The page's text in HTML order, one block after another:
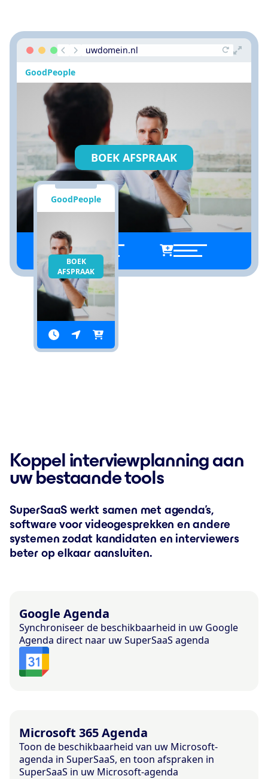
uwdomein.nl
GoodPeople
BOEK AFSPRAAK
GoodPeople
BOEK
AFSPRAAK
Koppel interviewplanning aan
uw bestaande tools
SuperSaaS werkt samen met agenda’s,
software voor videogesprekken en andere
systemen zodat kandidaten en interviewers
beter op elkaar aansluiten.
Google Agenda
Synchroniseer de beschikbaarheid in uw Google
Agenda direct naar uw SuperSaaS agenda
Microsoft 365 Agenda
Toon de beschikbaarheid van uw Microsoft-
agenda in SuperSaaS, en toon afspraken in
SuperSaaS in uw Microsoft-agenda